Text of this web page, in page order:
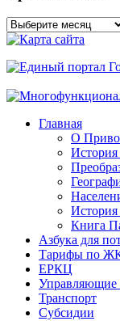
Архивы
сайта
Главная
О
История
Книга
Азбука для
Тарифы по
ЕРКЦ
Управляющие
Транспорт
Субсидии